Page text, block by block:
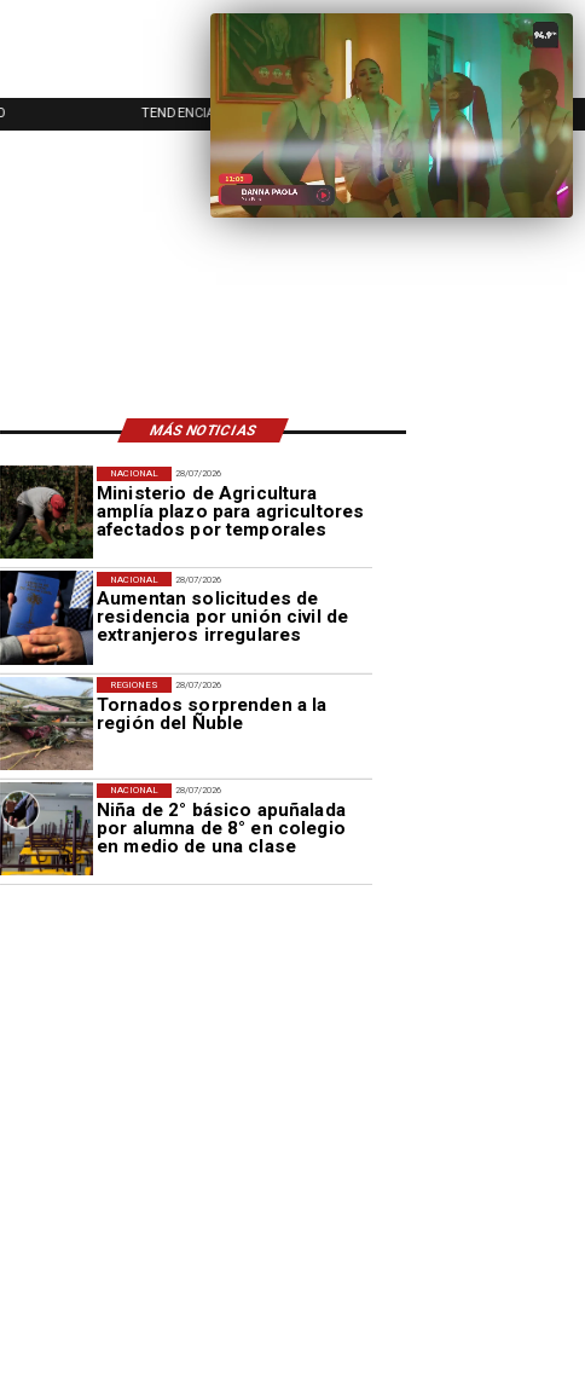
TENDENCIAS EVENTOS
MÁS NOTICIAS
28/07/2026
Ministerio de Agricultura
amplía plazo para agricultores
afectados por temporales
NACIONAL
28/07/2026
Aumentan solicitudes de
residencia por unión civil de
extranjeros irregulares
NACIONAL
28/07/2026
Tornados sorprenden a la
región del Ñuble
REGIONES
28/07/2026
Niña de 2° básico apuñalada
por alumna de 8° en colegio
en medio de una clase
NACIONAL